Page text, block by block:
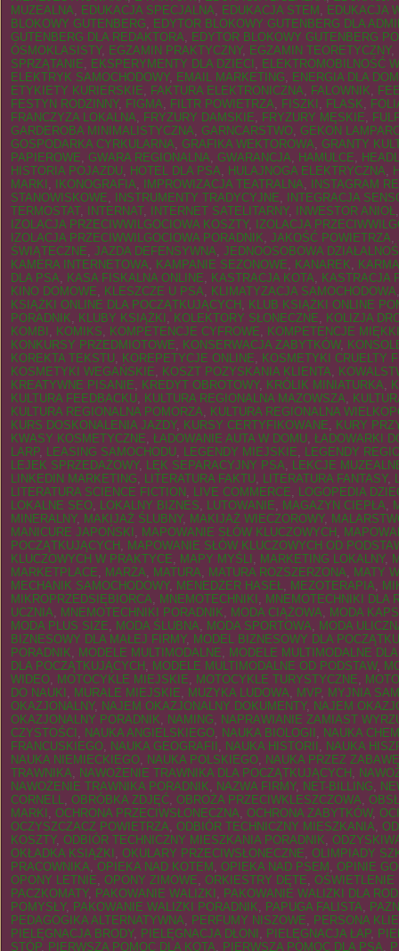
MUZEALNA, EDUKACJA SPECJALNA, EDUKACJA STEM , EDUKACJA
BLOKOWY GUTENBERG, EDYTOR BLOKOWY GUTENBERG DLA
GUTENBERG DLA REDAKTORA, EDYTOR BLOKOWY GUTENBERG
ÓSMOKLASISTY, EGZAMIN PRAKTYCZNY, EGZAMIN TEORETYCZNY,
SPRZĄTANIE, EKSPERYMENTY DLA DZIECI , ELEKTROMOBILNOŚĆ
ELEKTRYK SAMOCHODOWY, EMAIL MARKETING, ENERGIA DLA
ETYKIETY KURIERSKIE, FAKTURA ELEKTRONICZNA, FALOWNIK,
FESTYN RODZINNY, FIGMA, FILTR POWIETRZA, FISZKI , FLASK,
FRANCZYZA LOKALNA, FRYZURY DAMSKIE, FRYZURY MĘSKIE,
GARDEROBA MINIMALISTYCZNA, GARNCARSTWO, GEKON
GOSPODARKA CYRKULARNA, GRAFIKA WEKTOROWA, GRANTY
PAPIEROWE, GWARA REGIONALNA, GWARANCJA, HAMULCE,
HISTORIA POJAZDU, HOTEL DLA PSA, HULAJNOGA ELEKTRYCZNA,
MARKI , IKONOGRAFIA, IMPROWIZACJA TEATRALNA,
INSTAGRAM
STANOWISKOWE, INSTRUMENTY TRADYCYJNE,
INTEGRACJA
TERMOSTAT, INTERNAT, INTERNET SATELITARNY, INWESTOR ANIOŁ
IZOLACJA PRZECIWWILGOCIOWA KOSZTY, IZOLACJA
IZOLACJA PRZECIWWILGOCIOWA PORADNIK, JAKOŚĆ POWIETRZA,
ŚWIĄTECZNE, JAZDA DEFENSYWNA, JEDNOOSOBOWA
KAMERA INTERNETOWA, KAMPANIE SEZONOWE, KANAREK,
DLA PSA, KASA FISKALNA ONLINE, KASTRACJA KOTA, KASTRACJA
KINO DOMOWE, KLESZCZE U PSA, KLIMATYZACJA SAMOCHODOWA
KSIĄŻKI ONLINE DLA POCZĄTKUJĄCYCH , KLUB KSIĄŻKI ONLINE
PORADNIK, KLUBY KSIĄŻKI , KOLEKTORY SŁONECZNE, KOLIZJA
KOMBI , KOMIKS, KOMPETENCJE CYFROWE, KOMPETENCJE
KONKURSY PRZEDMIOTOWE, KONSERWACJA ZABYTKÓW,
KOREKTA TEKSTU, KOREPETYCJE ONLINE, KOSMETYKI CRUELTY
KOSMETYKI WEGAŃSKIE, KOSZT POZYSKANIA KLIENTA,
KREATYWNE PISANIE, KREDYT OBROTOWY, KRÓLIK MINIATURKA,
KULTURA FEEDBACKU, KULTURA REGIONALNA MAZOWSZA,
KULTURA REGIONALNA POMORZA, KULTURA REGIONALNA
KURS DOSKONALENIA JAZDY, KURSY CERTYFIKOWANE, KURY
KWASY KOSMETYCZNE, ŁADOWANIE AUTA W DOMU, ŁADOWARKI
LARP, LEASING SAMOCHODU, LEGENDY MIEJSKIE, LEGENDY
LEJEK SPRZEDAŻOWY, LĘK SEPARACYJNY PSA, LEKCJE
LINKEDIN MARKETING, LITERATURA FAKTU, LITERATURA FANTASY,
LITERATURA SCIENCE FICTION , LIVE COMMERCE, LOGOPEDIA
LOKALNE SEO, LOKALNY BIZNES, LUTOWANIE, MAGAZYN CIEPŁA,
MINERALNY, MAKIJAŻ ŚLUBNY, MAKIJAŻ WIECZOROWY,
MANICURE JAPOŃSKI , MAPOWANIE SŁÓW KLUCZOWYCH ,
POCZĄTKUJĄCYCH , MAPOWANIE SŁÓW KLUCZOWYCH OD
KLUCZOWYCH W PRAKTYCE, MAPY MYŚLI , MARKETING LOKALNY,
MARKETPLACE, MARŻA, MATURA, MATURA ROZSZERZONA, MATY
MECHANIK SAMOCHODOWY, MENEDŻER HASEŁ, MEZOTERAPIA,
MIKROPRZEDSIĘBIORCA, MNEMOTECHNIKI , MNEMOTECHNIKI DLA
UCZNIA, MNEMOTECHNIKI PORADNIK, MODA CIĄŻOWA, MODA
MODA PLUS SIZE, MODA ŚLUBNA, MODA SPORTOWA, MODA
BIZNESOWY DLA MAŁEJ FIRMY, MODEL BIZNESOWY DLA
PORADNIK, MODELE MULTIMODALNE, MODELE MULTIMODALNE
DLA POCZĄTKUJĄCYCH , MODELE MULTIMODALNE OD PODSTAW,
WIDEO, MOTOCYKLE MIEJSKIE, MOTOCYKLE TURYSTYCZNE,
DO NAUKI , MURALE MIEJSKIE, MUZYKA LUDOWA, MVP, MYJNIA
OKAZJONALNY, NAJEM OKAZJONALNY DOKUMENTY, NAJEM
OKAZJONALNY PORADNIK, NAMING, NAPRAWIANIE ZAMIAST
CZYSTOŚCI , NAUKA ANGIELSKIEGO, NAUKA BIOLOGII , NAUKA
FRANCUSKIEGO, NAUKA GEOGRAFII , NAUKA HISTORII , NAUKA
NAUKA NIEMIECKIEGO, NAUKA POLSKIEGO, NAUKA PRZEZ ZABAWĘ
TRAWNIKA, NAWOŻENIE TRAWNIKA DLA POCZĄTKUJĄCYCH ,
NAWOŻENIE TRAWNIKA PORADNIK, NAZWA FIRMY, NET-BILLING,
CORNELL, OBRÓBKA ZDJĘĆ, OBROŻA PRZECIWKLESZCZOWA,
MARKI , OCHRONA PRZECIWSŁONECZNA, OCHRONA ZABYTKÓW,
OCZYSZCZACZ POWIETRZA, ODBIÓR TECHNICZNY MIESZKANIA,
KOSZTY, ODBIÓR TECHNICZNY MIESZKANIA PORADNIK,
OKŁADKA KSIĄŻKI , OKULARY PRZECIWSŁONECZNE, OLIMPIADY
PRACOWNIKA, OPIEKA NAD KOTEM , OPIEKA NAD PSEM , OPINIE
OPONY LETNIE, OPONY ZIMOWE, ORKIESTRY DĘTE, OŚWIETLENIE
PACZKOMATY, PAKOWANIE WALIZKI , PAKOWANIE WALIZKI DLA
POMYSŁY, PAKOWANIE WALIZKI PORADNIK, PAPUGA FALISTA,
PEDAGOGIKA ALTERNATYWNA, PERFUMY NISZOWE, PERSONA
PIELĘGNACJA BRODY, PIELĘGNACJA DŁONI , PIELĘGNACJA ŁAP,
STÓP, PIERWSZA POMOC DLA KOTA, PIERWSZA POMOC DLA PSA,